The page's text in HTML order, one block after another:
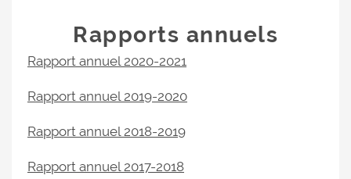
Rapports annuels
Rapport annuel 2020-2021
Rapport annuel 2019-2020
Rapport annuel 2018-2019
Rapport annuel 2017-2018